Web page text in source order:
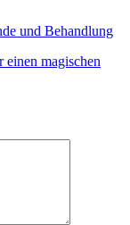
und Behandlung
magischen